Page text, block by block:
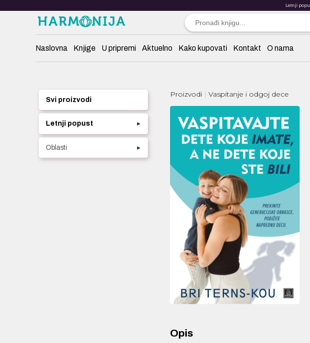
Letnji
Naslovna Knjige U pripremi Aktuelno Kako kupovati Kontakt O nama
Svi proizvodi
Letnji popust ▸
Oblasti ▸
Proizvodi
Vaspitanje i odgoj dece
Opis